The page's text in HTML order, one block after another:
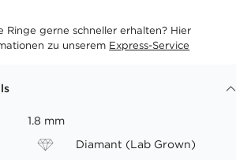
Ringe gerne schneller erhalten? Hier
zu unserem Express-Service
1.8 mm
Diamant (Lab Grown)